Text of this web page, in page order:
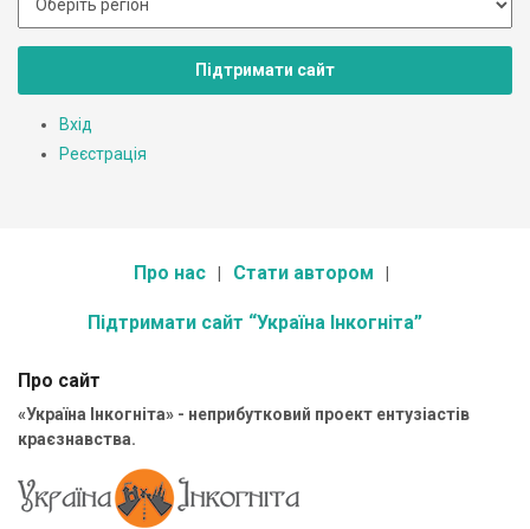
Підтримати сайт
Вхід
Реєстрація
Про нас Стати автором
Підтримати сайт “Україна Інкогніта”
Про сайт
«Україна Інкогніта» - неприбутковий проект ентузіастів
краєзнавства.